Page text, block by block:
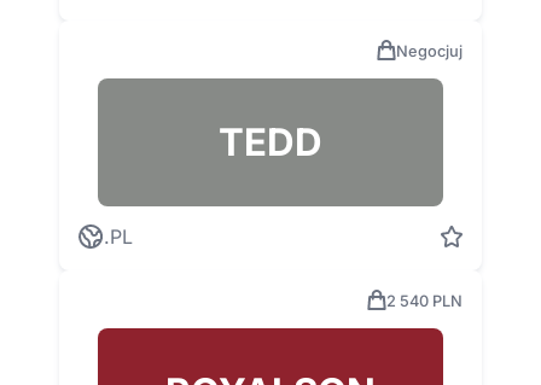
Negocjuj
TEDD
.PL
2 540 PLN